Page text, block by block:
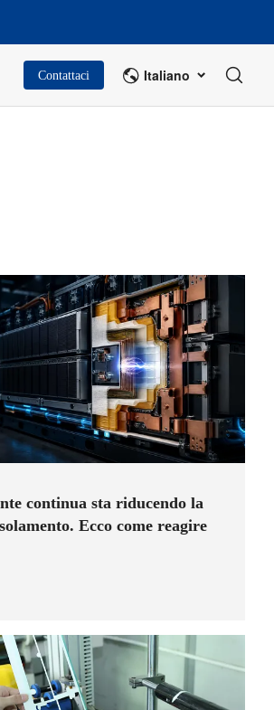
Contattaci Italiano
continua sta riducendo la
Ecco come reagire